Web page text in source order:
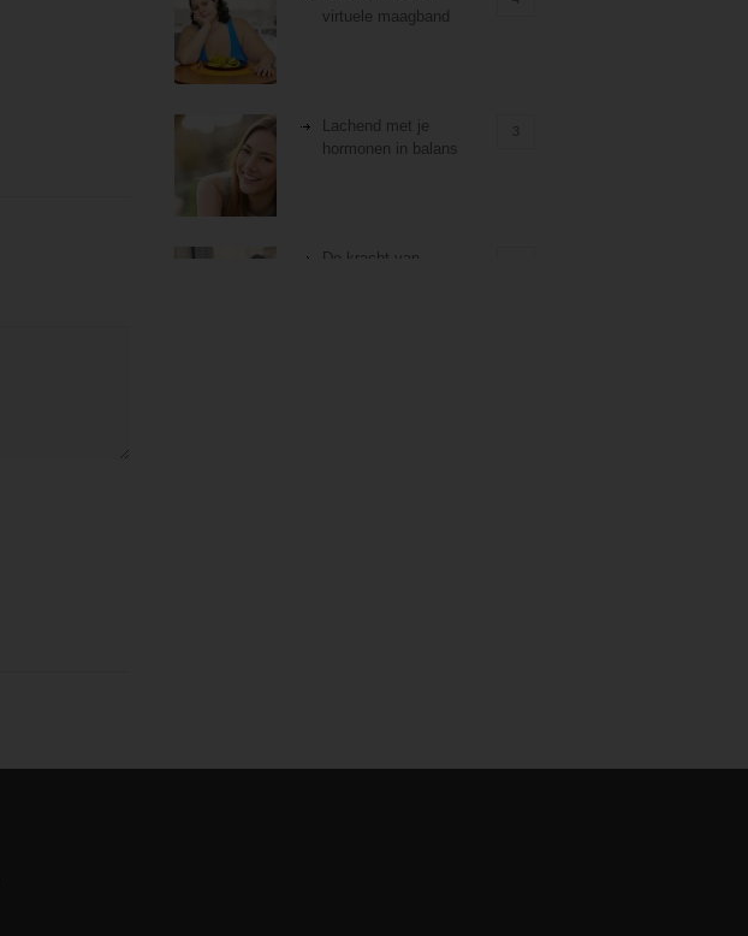
virtuele maagband
Lachend met je
hormonen in balans
3
De kracht van